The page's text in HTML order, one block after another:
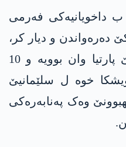
پدک-ی ب داخویانیەکی فەرمی
دەرەواندن و دیار کر،
بەهزاد خوسرەوی ئەندامێ پارتیا وان بوویە و 10
خوە ل سلێمانیێ
وەک پەنابەرەکی